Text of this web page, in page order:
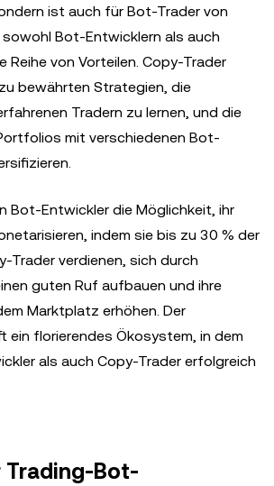
ist auch für Bot-Trader von
Bot-Entwicklern als auch
Reihe von Vorteilen. Copy-Trader
bewährten Strategien, die
Tradern zu lernen, und die
mit verschiedenen Bot-
Bot-Entwickler die Möglichkeit, ihr
indem sie bis zu 30 % der
Trader verdienen, sich durch
guten Ruf aufbauen und ihre
Marktplatz erhöhen. Der
ein florierendes Ökosystem, in dem
als auch Copy-Trader erfolgreich
Trading-Bot-